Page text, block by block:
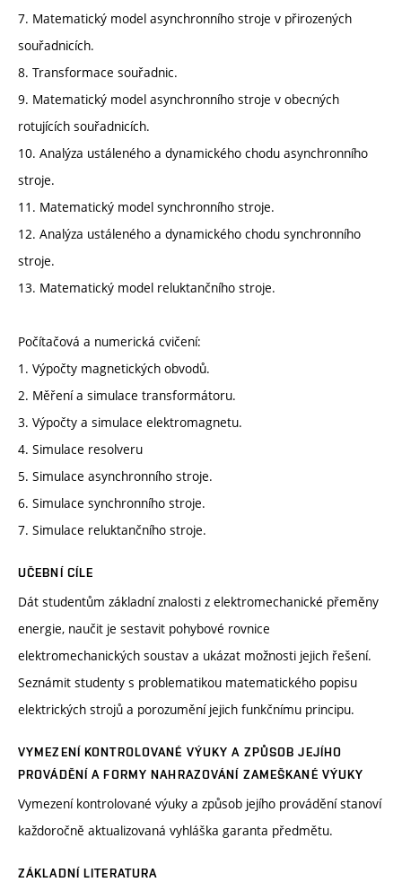
7. Matematický model asynchronního stroje v přirozených
souřadnicích.
8. Transformace souřadnic.
9. Matematický model asynchronního stroje v obecných
rotujících souřadnicích.
10. Analýza ustáleného a dynamického chodu asynchronního
stroje.
11. Matematický model synchronního stroje.
12. Analýza ustáleného a dynamického chodu synchronního
stroje.
13. Matematický model reluktančního stroje.
Počítačová a numerická cvičení:
1. Výpočty magnetických obvodů.
2. Měření a simulace transformátoru.
3. Výpočty a simulace elektromagnetu.
4. Simulace resolveru
5. Simulace asynchronního stroje.
6. Simulace synchronního stroje.
7. Simulace reluktančního stroje.
UČEBNÍ CÍLE
Dát studentům základní znalosti z elektromechanické přeměny
energie, naučit je sestavit pohybové rovnice
elektromechanických soustav a ukázat možnosti jejich řešení.
Seznámit studenty s problematikou matematického popisu
elektrických strojů a porozumění jejich funkčnímu principu.
VYMEZENÍ KONTROLOVANÉ VÝUKY A ZPŮSOB JEJÍHO
PROVÁDĚNÍ A FORMY NAHRAZOVÁNÍ ZAMEŠKANÉ VÝUKY
Vymezení kontrolované výuky a způsob jejího provádění stanoví
každoročně aktualizovaná vyhláška garanta předmětu.
ZÁKLADNÍ LITERATURA